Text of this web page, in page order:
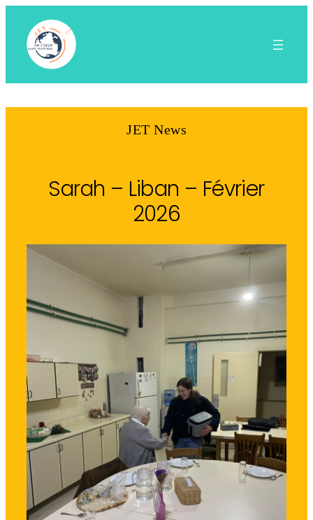
contenu
JET News
Sarah – Liban – Février
2026